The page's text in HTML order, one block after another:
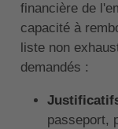
financière de
capacité à
liste non
demandés :
passeport,